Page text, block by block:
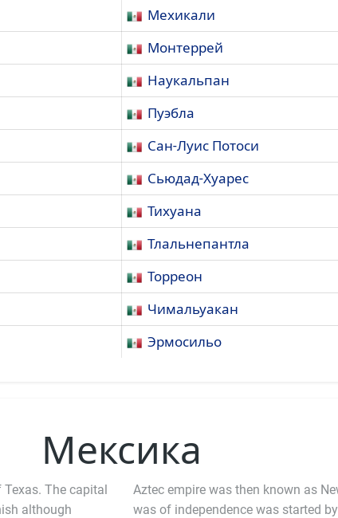
Мехикали
Монтеррей
Наукальпан
Пуэбла
Сан-Луис Потоси
Сьюдад-Хуарес
Тихуана
Тлальнепантла
Торреон
Чимальуакан
Эрмосильо
Мексика
The capital
although
Aztec empire was then known as
was of independence was started